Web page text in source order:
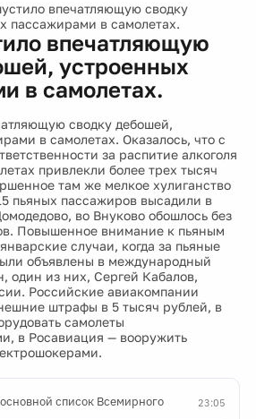
впечатляющую сводку
пассажирами в самолетах.
впечатляющую
устроенных
в самолетах.
сводку дебошей,
в самолетах. Оказалось, что с
за распитие алкоголя
привлекли более трех тысяч
там же мелкое хулиганство
пьяных пассажиров высадили в
во Внуково обошлось без
Повышенное внимание к пьяным
случаи, когда за пьяные
объявлены в международный
один из них, Сергей Кабалов,
Российские авиакомпании
штрафы в 5 тысяч рублей, в
самолеты
в Росавиация — вооружить
23:05
список Всемирного